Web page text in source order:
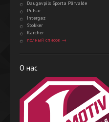
Daugavpils Sporta Pārvalde
Pulsar
Intergaz
Stokker
Karcher
полный список →
О нас